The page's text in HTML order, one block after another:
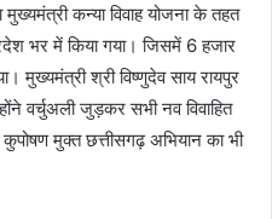
मुख्यमंत्री कन्या विवाह योजना के तहत
भर में किया गया। जिसमें 6 हजार
मुख्यमंत्री श्री विष्णुदेव साय रायपुर
वर्चुअली जुड़कर सभी नव विवाहित
मुक्त छत्तीसगढ़ अभियान का भी